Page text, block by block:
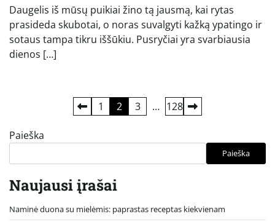
Daugelis iš mūsų puikiai žino tą jausmą, kai rytas
prasideda skubotai, o noras suvalgyti kažką ypatingo ir
sotaus tampa tikru iššūkiu. Pusryčiai yra svarbiausia
dienos […]
puslapiavimas
1 2 3 … 128
Paieška
Paieška
Naujausi įrašai
Naminė duona su mielėmis: paprastas receptas kiekvienam